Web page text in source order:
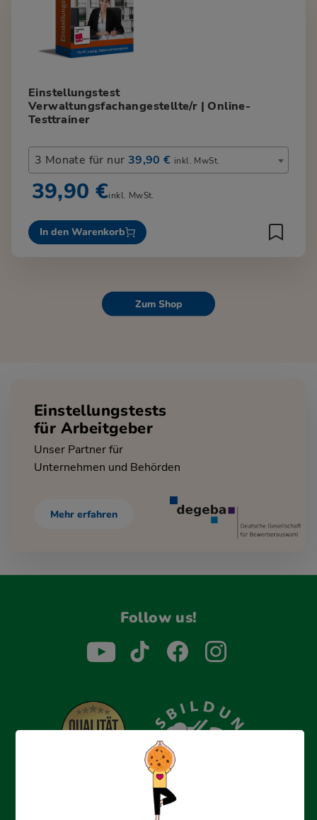
Einstellungstest
Verwaltungsfachangestellte/r | Online-
Testtrainer
3 Monate für nur 39,90 € inkl. MwSt.
39,90 €inkl. MwSt.
In den Warenkorb
Zum Shop
Einstellungstests
für Arbeitgeber
Unser Partner für
Unternehmen und Behörden
Mehr erfahren
Follow us!
Erfolgreich bewerben mit Ausbildungspark: Wir